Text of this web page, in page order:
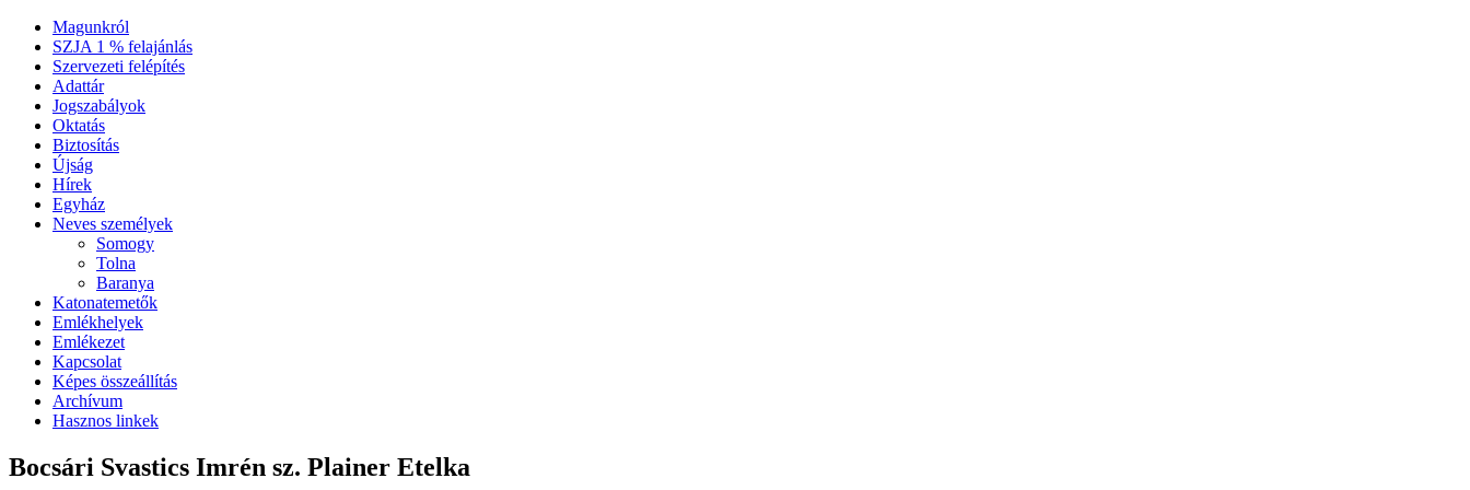
Magunkról
SZJA 1 % felajánlás
Szervezeti felépítés
Adattár
Jogszabályok
Oktatás
Biztosítás
Újság
Hírek
Egyház
Neves személyek
Somogy
Tolna
Baranya
Katonatemetők
Emlékhelyek
Emlékezet
Kapcsolat
Képes összeállítás
Archívum
Hasznos linkek
Bocsári Svastics Imrén sz. Plainer Etelka